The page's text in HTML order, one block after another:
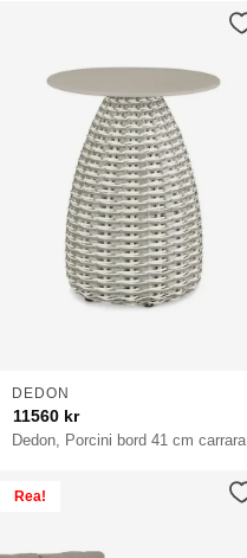
Dedon, Porcini bord 41 cm carrara
DEDON
11560 kr
Rea!